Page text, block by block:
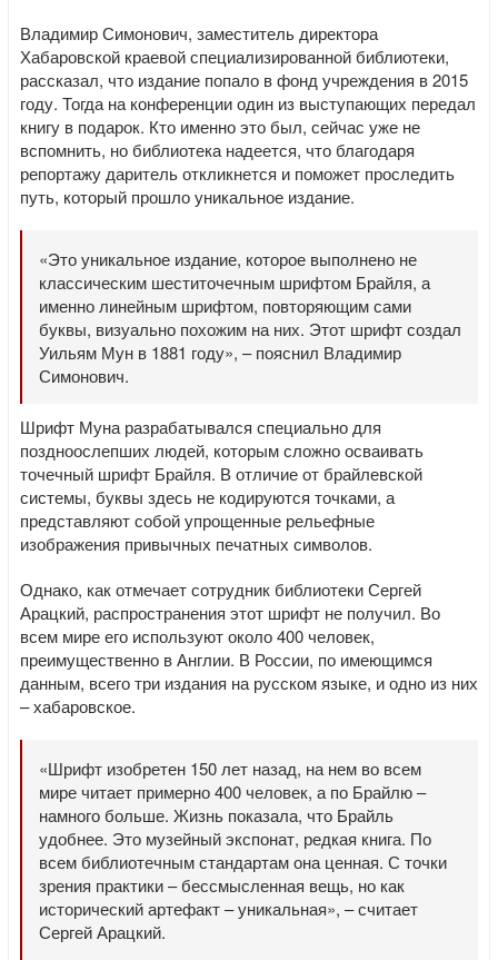
Владимир Симонович, заместитель директора
Хабаровской краевой специализированной библиотеки,
рассказал, что издание попало в фонд учреждения в 2015
году. Тогда на конференции один из выступающих передал
книгу в подарок. Кто именно это был, сейчас уже не
вспомнить, но библиотека надеется, что благодаря
репортажу даритель откликнется и поможет проследить
путь, который прошло уникальное издание.
«Это уникальное издание, которое выполнено не
классическим шеститочечным шрифтом Брайля, а
именно линейным шрифтом, повторяющим сами
буквы, визуально похожим на них. Этот шрифт создал
Уильям Мун в 1881 году», – пояснил Владимир
Симонович.
Шрифт Муна разрабатывался специально для
поздноослепших людей, которым сложно осваивать
точечный шрифт Брайля. В отличие от брайлевской
системы, буквы здесь не кодируются точками, а
представляют собой упрощенные рельефные
изображения привычных печатных символов.
Однако, как отмечает сотрудник библиотеки Сергей
Арацкий, распространения этот шрифт не получил. Во
всем мире его используют около 400 человек,
преимущественно в Англии. В России, по имеющимся
данным, всего три издания на русском языке, и одно из них
– хабаровское.
«Шрифт изобретен 150 лет назад, на нем во всем
мире читает примерно 400 человек, а по Брайлю –
намного больше. Жизнь показала, что Брайль
удобнее. Это музейный экспонат, редкая книга. По
всем библиотечным стандартам она ценная. С точки
зрения практики – бессмысленная вещь, но как
исторический артефакт – уникальная», – считает
Сергей Арацкий.